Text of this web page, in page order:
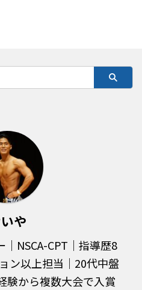
や
NSCA-CPT｜指導歴8
ン以上担当｜20代中盤
から複数大会で入賞